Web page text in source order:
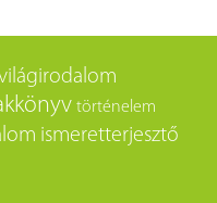
történelem
ismeretterjesztő